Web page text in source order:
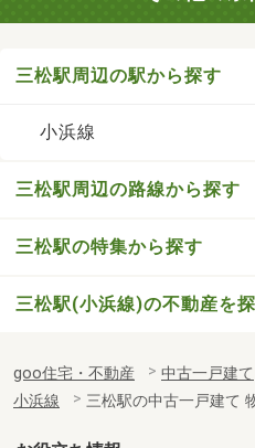
三松駅周辺の駅から探す
小浜線
三松駅周辺の路線から探す
三松駅の特集から探す
三松駅(小浜線)の不動産を
goo住宅・不動産 中古一戸建て
小浜線
三松駅の中古一戸建て